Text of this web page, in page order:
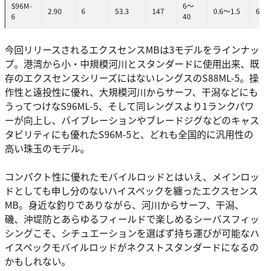
S96M-
6
2.90 6 53.3 147
6～
40
0.6～1.5
今回リリースされるエクスセンスMBは3モデルをラインナッ
プ。港湾から小・中規模河川とスタンダードに使用出来、既
存のエクスセンスシリーズにはないレングスのS88ML-5。操
作性と遠投性に優れ、大規模河川からサーフ、干潟などにも
うってつけなS96ML-5、そして同レングスより1ランクパワ
ーが向上し、バイブレーションやブレードジグなどのキャス
タビリティにも優れたS96M-5と、どれも全国的に汎用性の
高い珠玉のモデル。
コンパクト性に優れたモバイルロッドとはいえ、メインロッ
ドとしても申し分のないハイスペックを纏ったエクスセンス
MB。身近な釣りでありながら、河川からサーフ、干潟、
磯、沖堤防とあらゆるフィールドで楽しめるシーバスフィッ
シングこそ、シチュエーションを選ばず持ち運びが可能なハ
イスペックモバイルロッドがネクストスタンダードになるの
かもしれない。